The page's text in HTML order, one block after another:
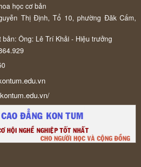
học cơ bản
Thị Định, Tổ 10, phường Đăk Cấm,
Ông: Lê Trí Khải - Hiệu trưởng